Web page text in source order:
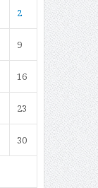
2
9
16
23
30